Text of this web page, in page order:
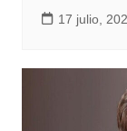
17 julio,